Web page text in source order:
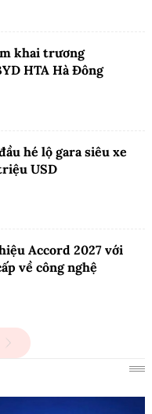
khai trương
HTA Hà Đông
hé lộ gara siêu xe
USD
Accord 2027 với
về công nghệ